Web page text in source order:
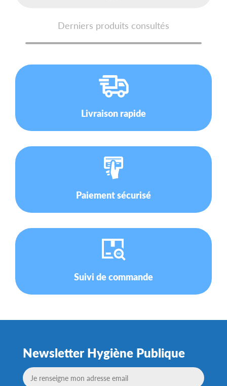
Derniers produits consultés
Livraison rapide
Paiement sécurisé
Suivi de commande
Newsletter Hygiène Publique